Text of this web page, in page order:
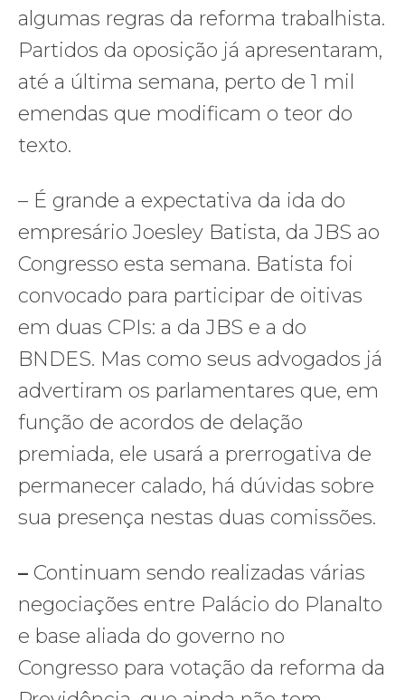
algumas regras da reforma trabalhista.
Partidos da oposição já apresentaram,
até a última semana, perto de 1 mil
emendas que modificam o teor do
texto.
– É grande a expectativa da ida do
empresário Joesley Batista, da JBS ao
Congresso esta semana. Batista foi
convocado para participar de oitivas
em duas CPIs: a da JBS e a do
BNDES. Mas como seus advogados já
advertiram os parlamentares que, em
função de acordos de delação
premiada, ele usará a prerrogativa de
permanecer calado, há dúvidas sobre
sua presença nestas duas comissões.
– Continuam sendo realizadas várias
negociações entre Palácio do Planalto
e base aliada do governo no
Congresso para votação da reforma da